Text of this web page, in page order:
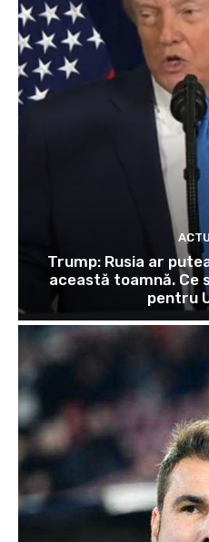
Trump: Rusia ar
această toamnă. Ce
pentru